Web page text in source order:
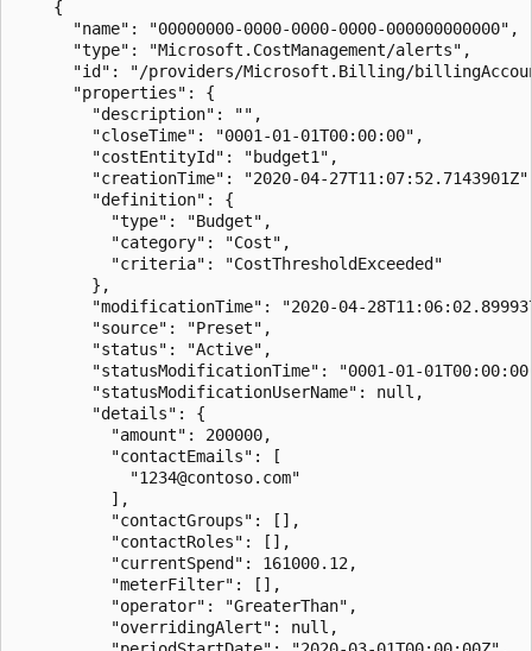
    {
      "name": "00000000-0000-0000-0000-000000000000",
      "type": "Microsoft.CostManagement/alerts",
"id": "/providers/Microsoft.Billing/
      "properties": {
        "description": "",
        "closeTime": "0001-01-01T00:00:00",
        "costEntityId": "budget1",
"creationTime": "2020-04-
        "definition": {
          "type": "Budget",
          "category": "Cost",
          "criteria": "CostThresholdExceeded"
        },
"modificationTime": "2020-04-
        "source": "Preset",
        "status": "Active",
"statusModificationTime": "0001-01-
        "statusModificationUserName": null,
        "details": {
          "amount": 200000,
          "contactEmails": [
            "1234@contoso.com"
          ],
          "contactGroups": [],
          "contactRoles": [],
          "currentSpend": 161000.12,
          "meterFilter": [],
          "operator": "GreaterThan",
          "overridingAlert": null,